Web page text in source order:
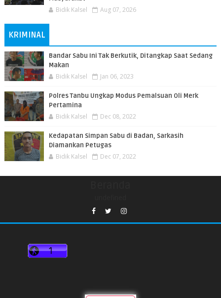
Bidik Kalsel Aug 07, 2026
KRIMINAL
Bandar Sabu Ini Tak Berkutik, Ditangkap Saat Sedang
Makan
Bidik Kalsel Jan 06, 2023
Polres Tanbu Ungkap Modus Pemalsuan Oli Merk
Pertamina
Bidik Kalsel Dec 08, 2022
Kedapatan Simpan Sabu di Badan, Sarkasih
Diamankan Petugas
Bidik Kalsel Dec 07, 2022